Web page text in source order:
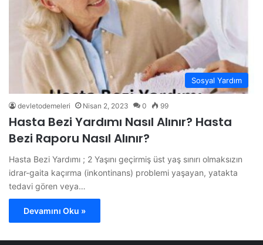
Sosyal Yardım
devletodemeleri Nisan 2, 2023 0 99
Hasta Bezi Yardımı Nasıl Alınır? Hasta
Bezi Raporu Nasıl Alınır?
Hasta Bezi Yardımı ; 2 Yaşını geçirmiş üst yaş sınırı olmaksızın
idrar-gaita kaçırma (inkontinans) problemi yaşayan, yatakta
tedavi gören veya…
Devamını Oku »